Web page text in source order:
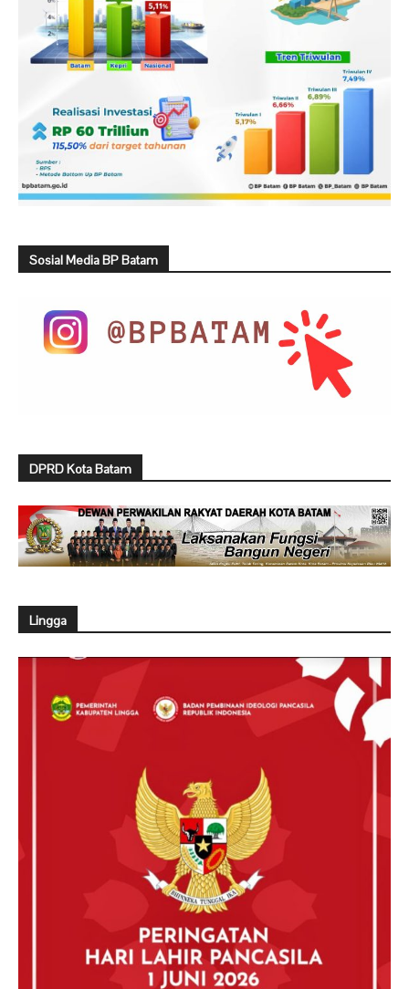
Sosial Media BP Batam
DPRD Kota Batam
Lingga